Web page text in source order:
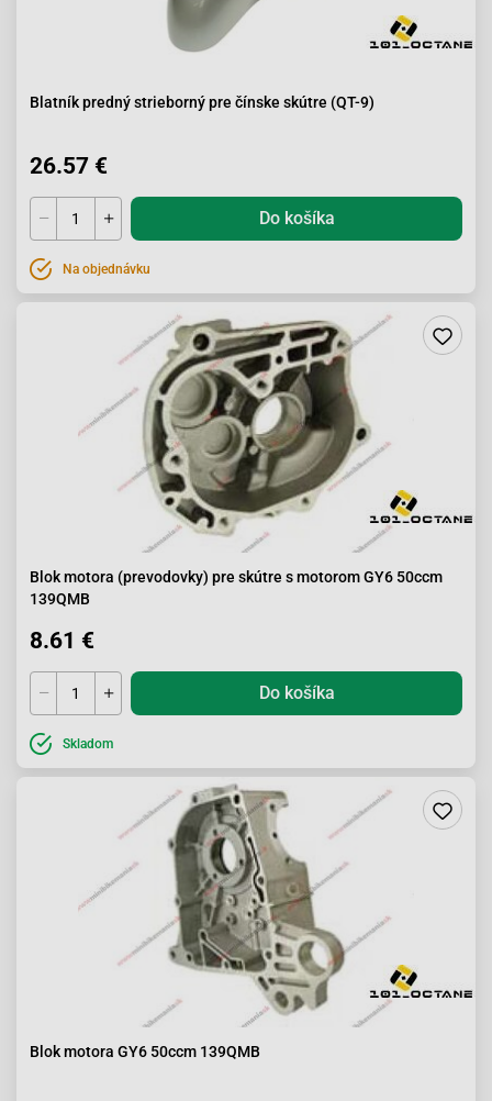
Blatník predný strieborný pre čínske skútre (QT-9)
26.57 €
Do košíka
Na objednávku
Blok motora (prevodovky) pre skútre s motorom GY6 50ccm
139QMB
8.61 €
Do košíka
Skladom
Blok motora GY6 50ccm 139QMB